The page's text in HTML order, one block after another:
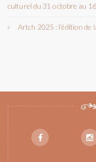
culturel du 31 octobre au
Artch 2025 : l’édition de